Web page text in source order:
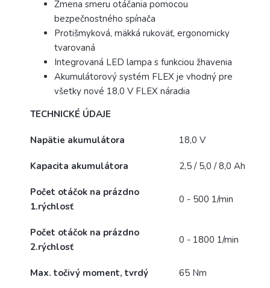
Zmena smeru otáčania pomocou
bezpečnostného spínača
Protišmyková, mäkká rukoväť, ergonomicky
tvarovaná
Integrovaná LED lampa s funkciou žhavenia
Akumulátorový systém FLEX je vhodný pre
všetky nové 18,0 V FLEX náradia
TECHNICKÉ ÚDAJE
Napätie akumulátora 18,0 V
Kapacita akumulátora 2,5 / 5,0 / 8,0 Ah
Počet otáčok na prázdno
1.rýchlosť
0 - 500 1/min
Počet otáčok na prázdno
2.rýchlosť
0 - 1800 1/min
Max. točivý moment, tvrdý 65 Nm